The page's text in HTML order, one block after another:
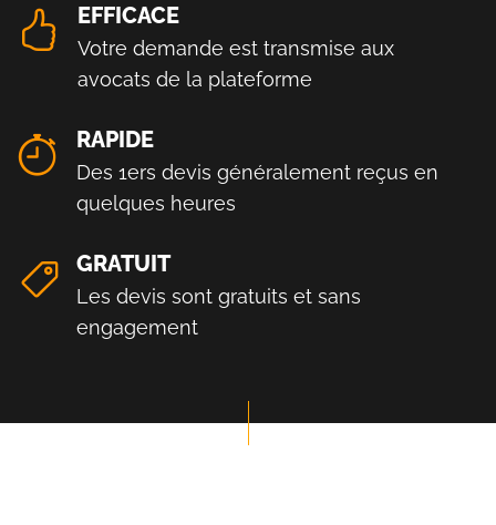
EFFICACE
Votre demande est transmise aux
avocats de la plateforme
RAPIDE
Des 1ers devis généralement reçus en
quelques heures
GRATUIT
Les devis sont gratuits et sans
engagement